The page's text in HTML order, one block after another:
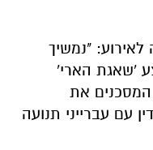
את
נט